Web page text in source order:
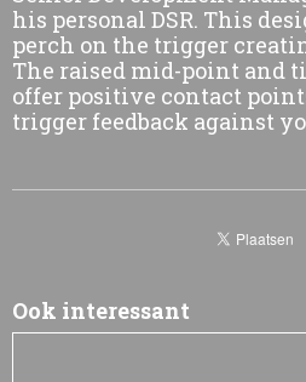
his personal DSR. This
perch on the trigger
The raised mid-point and
offer positive contact
trigger feedback against
Ook interessant